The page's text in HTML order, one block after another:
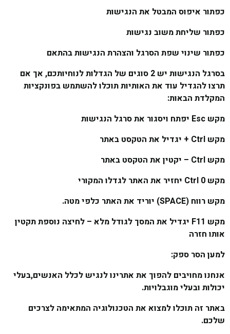
כפתור איפוס המבטל את הנגישות
כפתור שליחת משוב נגישות
כפתור שינוי שפת הסרגל והצהרת הנגישות בהתאם
בסרגל הנגישות יש 2 סוגים של הגדלות לנוחיותכם, אך אם
תרצו להגדיל עוד את האותיות תוכלו להשתמש בפונקציות
המקלדת הבאות:
מקש Esc יפתח ויסגור את סרגל הנגישות
מקש Ctrl + יגדיל את הטקסט באתר
מקש Ctrl – יקטין את הטקסט באתר
מקש Ctrl 0 יחזיר את האתר לגדלו המקורי
מקש רווח (SPACE) יוריד את האתר כלפי מטה.
מקש F11 יגדיל את המסך לגודל מלא – לחיצה נוספת תקטין
אותו חזרה
למען הסר ספק:
אנחנו מחויבים להפוך את אתרינו לנגיש לכלל האנשים,בעלי
יכולות ובעלי מוגבלויות.
באתר זה תוכלו למצוא את הטכנולוגיה המתאימה לצרכים
שלכם.